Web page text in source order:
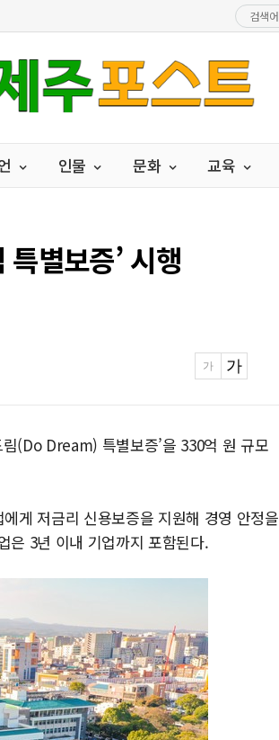
인물 문화 교육
별보증’ 시행
(Do Dream) 특별보증’을 330억 원 규모
게 저금리 신용보증을 지원해 경영 안정을
은 3년 이내 기업까지 포함된다.